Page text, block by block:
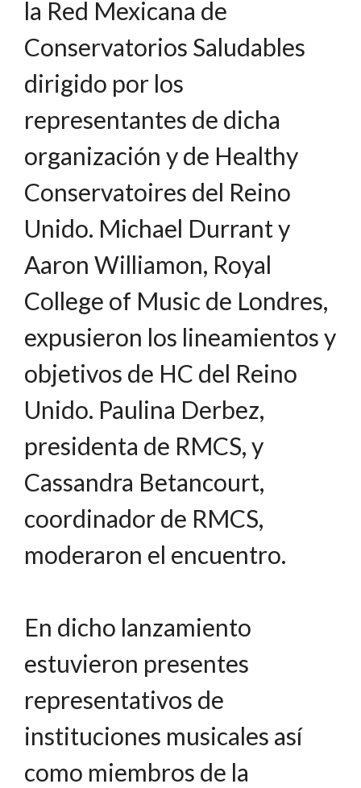
la Red Mexicana de
Conservatorios Saludables
dirigido por los
representantes de dicha
organización y de Healthy
Conservatoires del Reino
Unido. Michael Durrant y
Aaron Williamon, Royal
College of Music de Londres,
expusieron los lineamientos y
objetivos de HC del Reino
Unido. Paulina Derbez,
presidenta de RMCS, y
Cassandra Betancourt,
coordinador de RMCS,
moderaron el encuentro.
En dicho lanzamiento
estuvieron presentes
representativos de
instituciones musicales así
como miembros de la